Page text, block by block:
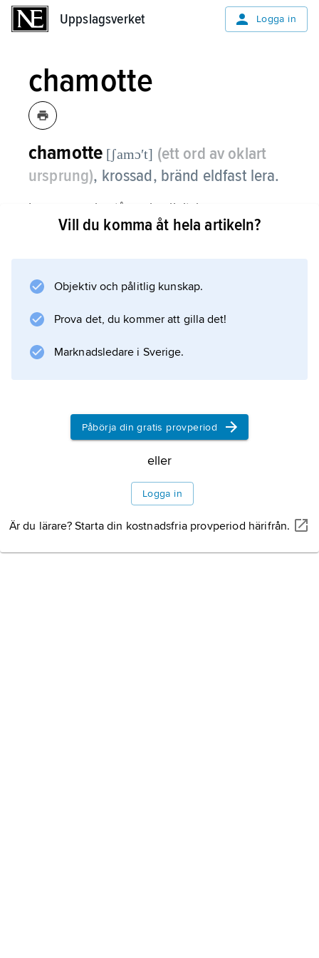
Uppslagsverket Logga in
chamotte
chamotte [ʃamɔʹt] (ett ord av oklart
ursprung), krossad, bränd eldfast lera.
Leran, som består av kaolinit, har en
mjukningspunkt vid temperaturer över 1 500
komponent i eldfasta produkter, byggkeramik,
torksprickor samt för att ge en skrovlig och
färgskiftande yta. Ibland tillförs chamotte bara
Information om artikeln
Vill du komma åt hela artikeln?
Objektiv och pålitlig kunskap.
Prova det, du kommer att gilla det!
Marknadsledare i Sverige.
Påbörja din gratis provperiod
eller
Logga in
Är du lärare? Starta din kostnadsfria provperiod härifrån.